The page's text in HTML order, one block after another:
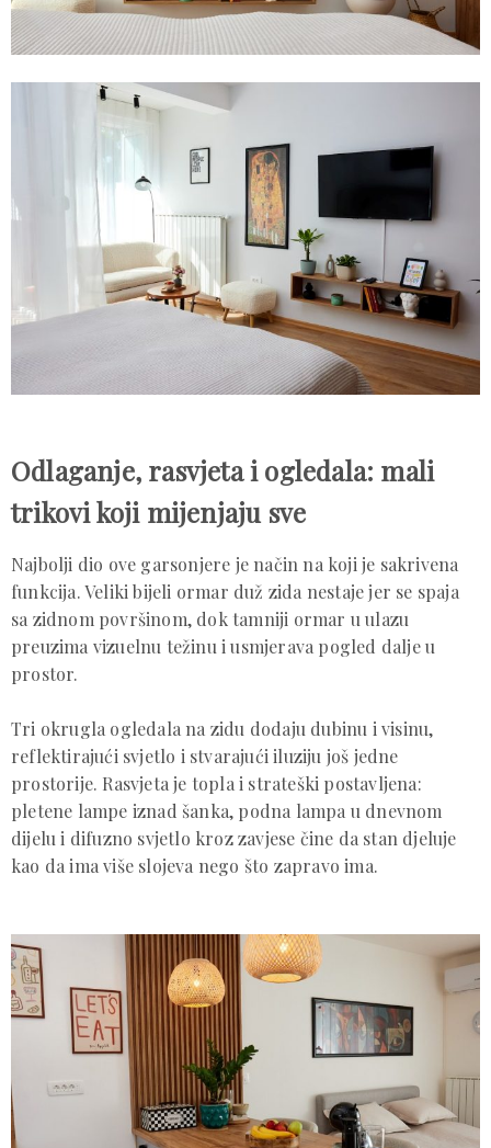
Odlaganje, rasvjeta i ogledala: mali
trikovi koji mijenjaju sve
Najbolji dio ove garsonjere je način na koji je sakrivena
funkcija. Veliki bijeli ormar duž zida nestaje jer se spaja
sa zidnom površinom, dok tamniji ormar u ulazu
preuzima vizuelnu težinu i usmjerava pogled dalje u
prostor.
Tri okrugla ogledala na zidu dodaju dubinu i visinu,
reflektirajući svjetlo i stvarajući iluziju još jedne
prostorije. Rasvjeta je topla i strateški postavljena:
pletene lampe iznad šanka, podna lampa u dnevnom
dijelu i difuzno svjetlo kroz zavjese čine da stan djeluje
kao da ima više slojeva nego što zapravo ima.